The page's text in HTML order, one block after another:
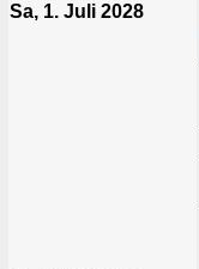
Sa, 1. Juli 2028